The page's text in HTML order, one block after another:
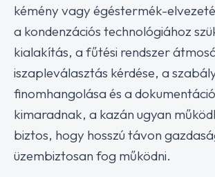
kémény vagy égéstermék-
a kondenzációs technológiához
kialakítás, a fűtési rendszer
iszapleválasztás kérdése, a
finomhangolása és a
kimaradnak, a kazán ugyan
biztos, hogy hosszú távon
üzembiztosan fog működni.